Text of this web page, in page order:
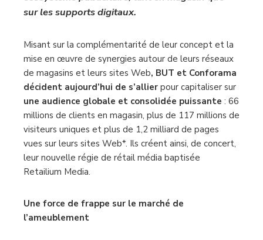
sur les supports digitaux.
Misant sur la complémentarité de leur concept et la
mise en œuvre de synergies autour de leurs réseaux
de magasins et leurs sites Web, BUT et Conforama
décident aujourd’hui de s’allier pour capitaliser sur
une audience globale et consolidée puissante : 66
millions de clients en magasin, plus de 117 millions de
visiteurs uniques et plus de 1,2 milliard de pages
vues sur leurs sites Web*. Ils créent ainsi, de concert,
leur nouvelle régie de rétail média baptisée
Retailium Media.
Une force de frappe sur le marché de
l’ameublement